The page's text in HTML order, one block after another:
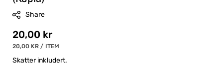
Share
Ordinær
pris
20,00 kr
ENHETSPRIS
20,00 KR / PER
ITEM
Skatter inkludert.